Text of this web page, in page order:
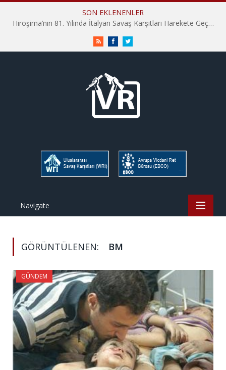
SON EKLENENLER
Hiroşima’nın 81. Yılında İtalyan Savaş Karşıtları Harekete Geçti: “Hatırlamak yeterli değil”
RSS FacebookTwitter
Navigate
GÖRÜNTÜLENEN: BM
GÜNDEM